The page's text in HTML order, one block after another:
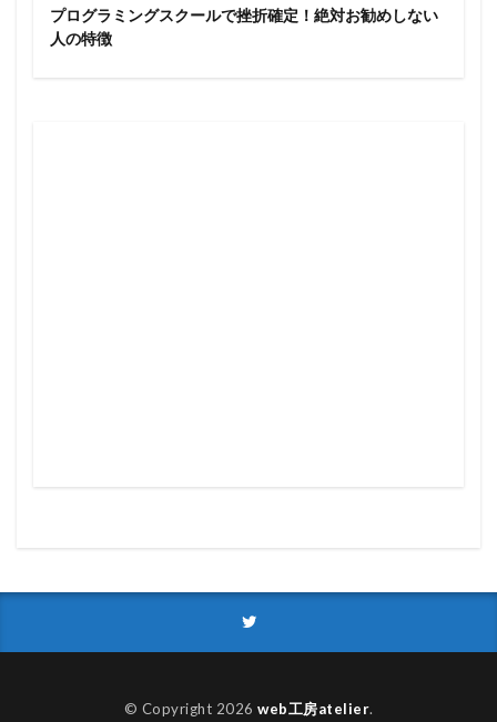
プログラミングスクールで挫折確定！絶対お勧めしない
人の特徴
© Copyright 2026 web工房atelier.